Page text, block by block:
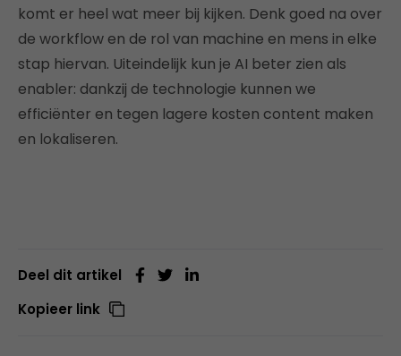
komt er heel wat meer bij kijken. Denk goed na over
de workflow en de rol van machine en mens in elke
stap hiervan. Uiteindelijk kun je AI beter zien als
enabler: dankzij de technologie kunnen we
efficiënter en tegen lagere kosten content maken
en lokaliseren.
Deel dit artikel
Kopieer link